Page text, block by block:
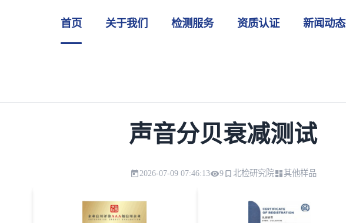
首页 关于我们 检测服务 资质认证 新闻动态
声音分贝衰减测试
2026-07-09 07:46:13 9 北检研究院 其他样品